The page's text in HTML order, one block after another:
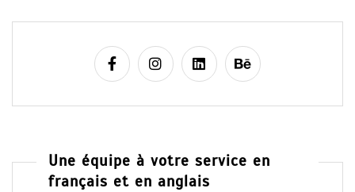
Une équipe à votre service en
français et en anglais